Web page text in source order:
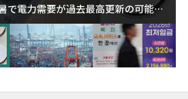
で電力需要が過去最高更新の可能性
を点検